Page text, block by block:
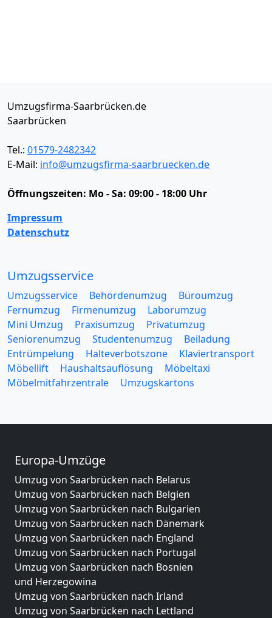
Umzugsfirma-Saarbrücken.de
Saarbrücken
Tel.: 01579-2482342
E-Mail: info@umzugsfirma-saarbruecken.de
Öffnungszeiten: Mo - Sa: 09:00 - 18:00 Uhr
Impressum
Datenschutz
Umzugsservice
Umzugsservice Behördenumzug
Büroumzug
Fernumzug
Firmenumzug
Laborumzug
Mini Umzug
Praxisumzug
Privatumzug
Seniorenumzug
Studentenumzug
Beiladung
Entrümpelung
Halteverbotszone
Klaviertransport
Möbellift
Haushaltsauflösung
Möbeltaxi
Möbelmitfahrzentrale
Umzugskartons
Europa-Umzüge
Umzug von Saarbrücken nach Belarus
Umzug von Saarbrücken nach Belgien
Umzug von Saarbrücken nach Bulgarien
Umzug von Saarbrücken nach Dänemark
Umzug von Saarbrücken nach England
Umzug von Saarbrücken nach Portugal
Umzug von Saarbrücken nach Bosnien
und Herzegowina
Umzug von Saarbrücken nach Irland
Umzug von Saarbrücken nach Lettland